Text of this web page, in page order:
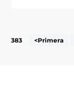
383
<Primera